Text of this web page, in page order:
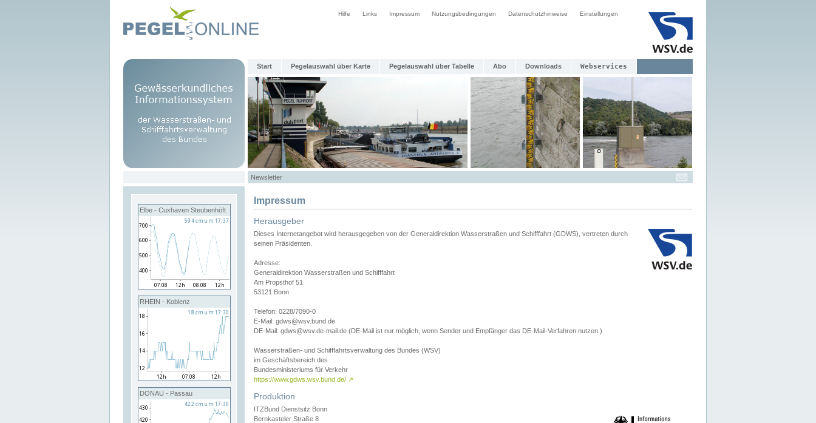
Hilfe Links Impressum Nutzungsbedingungen Datenschutzhinweise Einstellungen
Start Pegelauswahl über Karte Pegelauswahl über Tabelle Abo Downloads Webservices
Newsletter
Elbe - Cuxhaven Steubenhöft
RHEIN - Koblenz
DONAU - Passau
Impressum
Herausgeber
Dieses Internetangebot wird herausgegeben von der Generaldirektion Wasserstraßen und Schifffahrt (GDWS), vertreten durch
seinen Präsidenten.
Adresse:
Generaldirektion Wasserstraßen und Schifffahrt
Am Propsthof 51
53121 Bonn
Telefon: 0228/7090-0
E-Mail: gdws@wsv.bund.de
DE-Mail: gdws@wsv.de-mail.de (DE-Mail ist nur möglich, wenn Sender und Empfänger das DE-Mail-Verfahren nutzen.)
Wasserstraßen- und Schifffahrtsverwaltung des Bundes (WSV)
im Geschäftsbereich des
Bundesministeriums für Verkehr
https://www.gdws.wsv.bund.de/ ↗
Produktion
ITZBund Dienstsitz Bonn
Bernkasteler Straße 8